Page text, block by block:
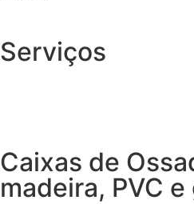
Serviços
Caixas de
madeira, PVC